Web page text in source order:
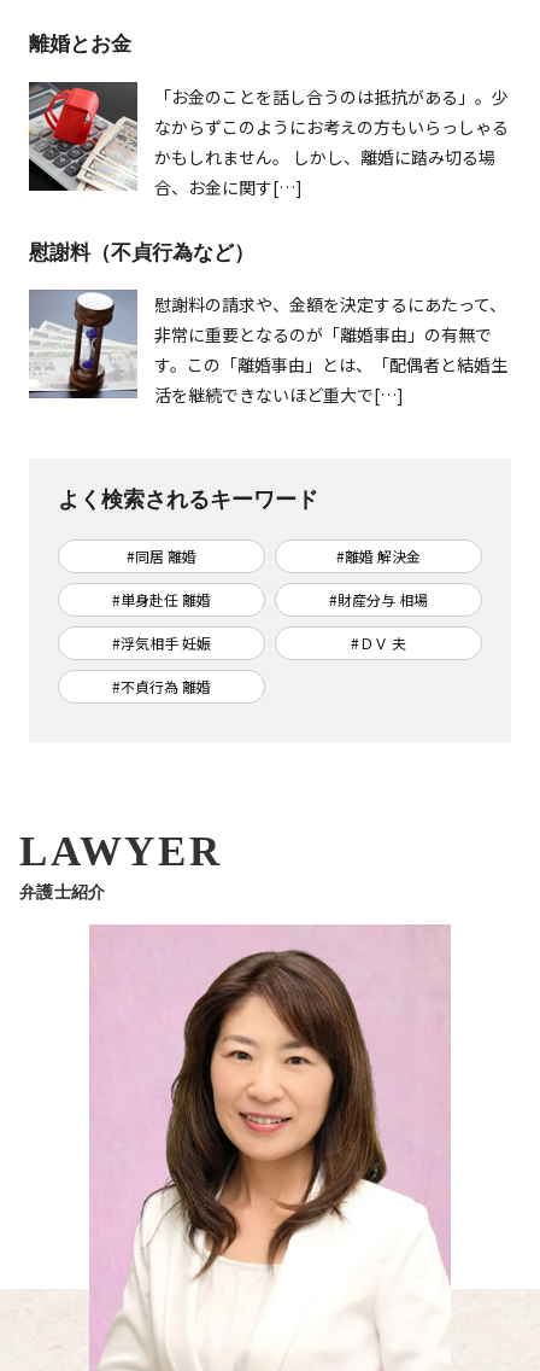
離婚とお金
「お金のことを話し合うのは抵抗がある」。少
なからずこのようにお考えの方もいらっしゃる
かもしれません。 しかし、離婚に踏み切る場
合、お金に関す[…]
慰謝料（不貞行為など）
慰謝料の請求や、金額を決定するにあたって、
非常に重要となるのが「離婚事由」の有無で
す。この「離婚事由」とは、「配偶者と結婚生
活を継続できないほど重大で[…]
よく検索されるキーワード
#同居 離婚 #離婚 解決金
#単身赴任 離婚 #財産分与 相場
#浮気相手 妊娠 #ＤＶ 夫
#不貞行為 離婚
LAWYER
弁護士紹介